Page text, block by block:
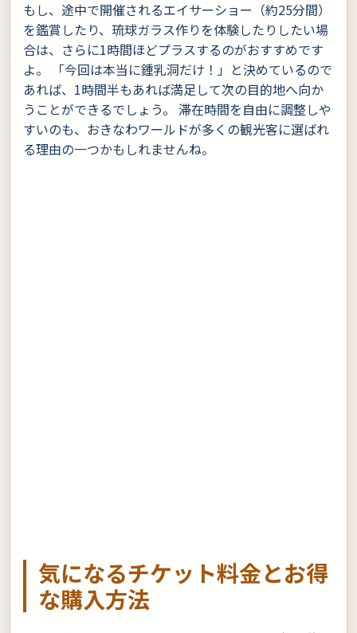
もし、途中で開催されるエイサーショー（約25分間）
を鑑賞したり、琉球ガラス作りを体験したりしたい場
合は、さらに1時間ほどプラスするのがおすすめです
よ。 「今回は本当に鍾乳洞だけ！」と決めているので
あれば、1時間半もあれば満足して次の目的地へ向か
うことができるでしょう。 滞在時間を自由に調整しや
すいのも、おきなわワールドが多くの観光客に選ばれ
る理由の一つかもしれませんね。
気になるチケット料金とお得
な購入方法